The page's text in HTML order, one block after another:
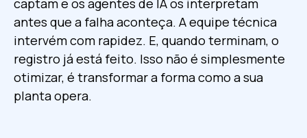
captam e os agentes de IA os interpretam
antes que a falha aconteça. A equipe técnica
intervém com rapidez. E, quando terminam, o
registro já está feito. Isso não é simplesmente
otimizar, é transformar a forma como a sua
planta opera.